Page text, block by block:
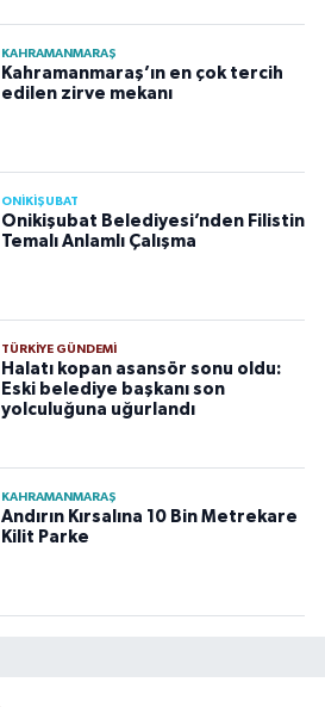
KAHRAMANMARAŞ
Kahramanmaraş’ın en çok tercih
edilen zirve mekanı
ONİKİŞUBAT
Onikişubat Belediyesi’nden Filistin
Temalı Anlamlı Çalışma
TÜRKIYE GÜNDEMI
Halatı kopan asansör sonu oldu:
Eski belediye başkanı son
yolculuğuna uğurlandı
KAHRAMANMARAŞ
Andırın Kırsalına 10 Bin Metrekare
Kilit Parke